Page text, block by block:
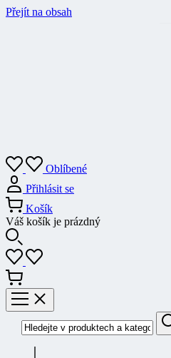
Přejít na obsah
Oblíbené
Přihlásit se
Košík
Váš košík je prázdný